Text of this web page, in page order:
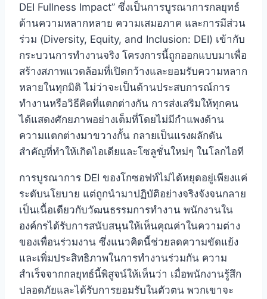
DEI Fullness Impact” ซึ่งเป็นการบูรณาการกลยุทธ์
ด้านความหลากหลาย ความเสมอภาค และการมีส่วน
ร่วม (Diversity, Equity, and Inclusion: DEI) เข้ากับ
กระบวนการทำงานจริง โครงการนี้ถูกออกแบบมาเพื่อ
สร้างสภาพแวดล้อมที่เปิดกว้างและยอมรับความหลาก
หลายในทุกมิติ ไม่ว่าจะเป็นด้านประสบการณ์การ
ทำงานหรือวิธีคิดที่แตกต่างกัน การส่งเสริมให้ทุกคน
ได้แสดงศักยภาพอย่างเต็มที่โดยไม่มีกำแพงด้าน
ความแตกต่างมาขวางกั้น กลายเป็นแรงผลักดัน
สำคัญที่ทำให้เกิดไอเดียและโซลูชั่นใหม่ๆ ในโลกไอที
การบูรณาการ DEI ของโกซอฟท์ไม่ได้หยุดอยู่เพียงแค่
ระดับนโยบาย แต่ถูกนำมาปฏิบัติอย่างจริงจังจนกลาย
เป็นเนื้อเดียวกับวัฒนธรรมการทำงาน พนักงานใน
องค์กรได้รับการสนับสนุนให้เห็นคุณค่าในความต่าง
ของเพื่อนร่วมงาน ซึ่งแนวคิดนี้ช่วยลดความขัดแย้ง
และเพิ่มประสิทธิภาพในการทำงานร่วมกัน ความ
สำเร็จจากกลยุทธ์นี้พิสูจน์ให้เห็นว่า เมื่อพนักงานรู้สึก
ปลอดภัยและได้รับการยอมรับในตัวตน พวกเขาจะ